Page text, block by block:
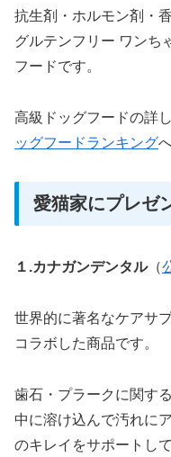
抗生剤・ホルモン剤・
グルテンフリー ワンち
フードです。
高級ドッグフードの詳
ッグフードランキング
愛猫家にプレゼ
１.カナガンデンタル（
世界的に著名なケアサ
コラボした商品です。
歯石・プラークに関す
中に溶け込んで汚れに
のキレイをサポートし